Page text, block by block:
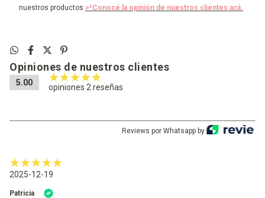
nuestros productos >*Conocé la opinión de nuestros clientes acá.
Opiniones de nuestros clientes
5.00 opiniones 2 reseñas
Reviews por Whatsapp by
2025-12-19
Patricia